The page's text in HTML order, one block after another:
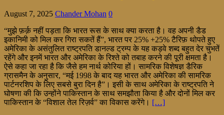
August 7, 2025 Chander Mohan 0
“मुझे फ़र्क़ नहीं पड़ता कि भारत रूस के साथ क्या करता है। वह अपनी डैड
इकानिमी को मिल कर गिरा सकतें हैं”, भारत पर 25% +25% टैरिफ़ थोपते हुए
अमेरिका के असंतुलित राष्ट्रपति डानल्ड ट्रम्प के यह कड़वे शब्द बहुत देर चुभतें
रहेंगे और इनमें भारत और अमेरिका के रिश्ते को तबाह करने की पूरी क्षमता है।
ऐसे कहा जा रहा है कि जैसे हम नार्थ कोरिया हों। सामरिक विशेषज्ञ डैरिक
ग्रासमैन के अनुसार, “मई 1998 के बाद यह भारत और अमेरिका की सामरिक
पार्टनरशिप के लिए सबसे बुरा दिन है”। इसी के साथ अमेरिका के राष्ट्रपति ने
घोषणा की कि उन्होंने पाकिस्तान के साथ समझौता किया है और दोनों मिल कर
पाकिस्तान के “विशाल तेल रिज़र्व” का विकास करेंगे। […]